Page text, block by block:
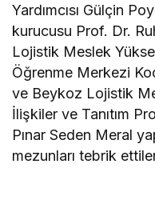
Yardımcısı Gülçin
kurucusu Prof. Dr.
Lojistik Meslek
Öğrenme Merkezi
ve Beykoz Lojistik
İlişkiler ve Tanıtım
Pınar Seden Meral
mezunları tebrik